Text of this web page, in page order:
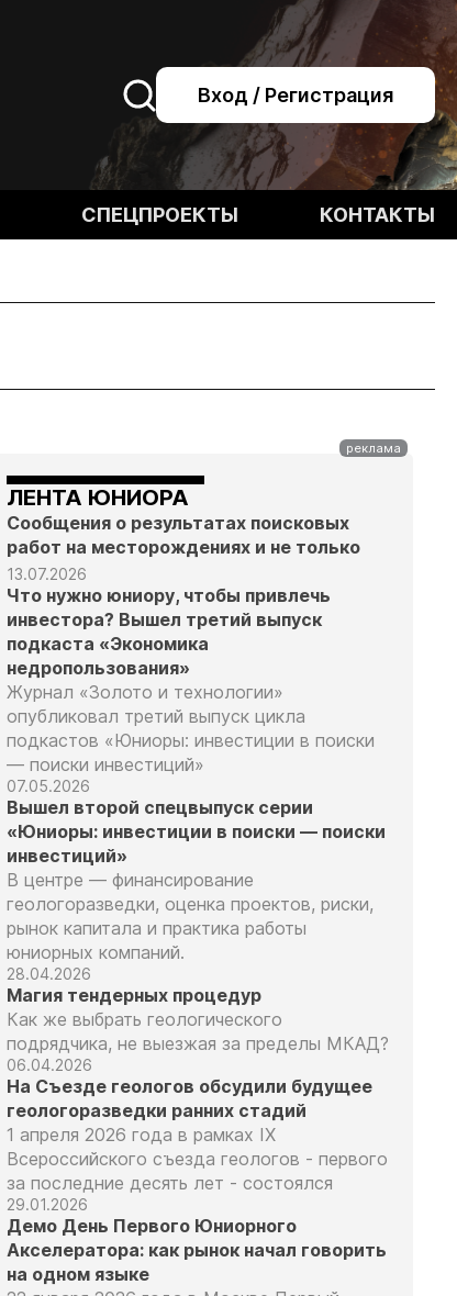
Вход / Регистрация
СПЕЦПРОЕКТЫ КОНТАКТЫ
ЛЕНТА ЮНИОРА
Сообщения о результатах поисковых
работ на месторождениях и не только
13.07.2026
Что нужно юниору, чтобы привлечь
инвестора? Вышел третий выпуск
подкаста «Экономика
недропользования»
Журнал «Золото и технологии»
опубликовал третий выпуск цикла
подкастов «Юниоры: инвестиции в поиски
— поиски инвестиций»
07.05.2026
Вышел второй спецвыпуск серии
«Юниоры: инвестиции в поиски — поиски
инвестиций»
В центре — финансирование
геологоразведки, оценка проектов, риски,
рынок капитала и практика работы
юниорных компаний.
28.04.2026
Магия тендерных процедур
Как же выбрать геологического
подрядчика, не выезжая за пределы МКАД?
06.04.2026
На Съезде геологов обсудили будущее
геологоразведки ранних стадий
1 апреля 2026 года в рамках IX
Всероссийского съезда геологов - первого
за последние десять лет - состоялся
29.01.2026
Демо День Первого Юниорного
Акселератора: как рынок начал говорить
на одном языке